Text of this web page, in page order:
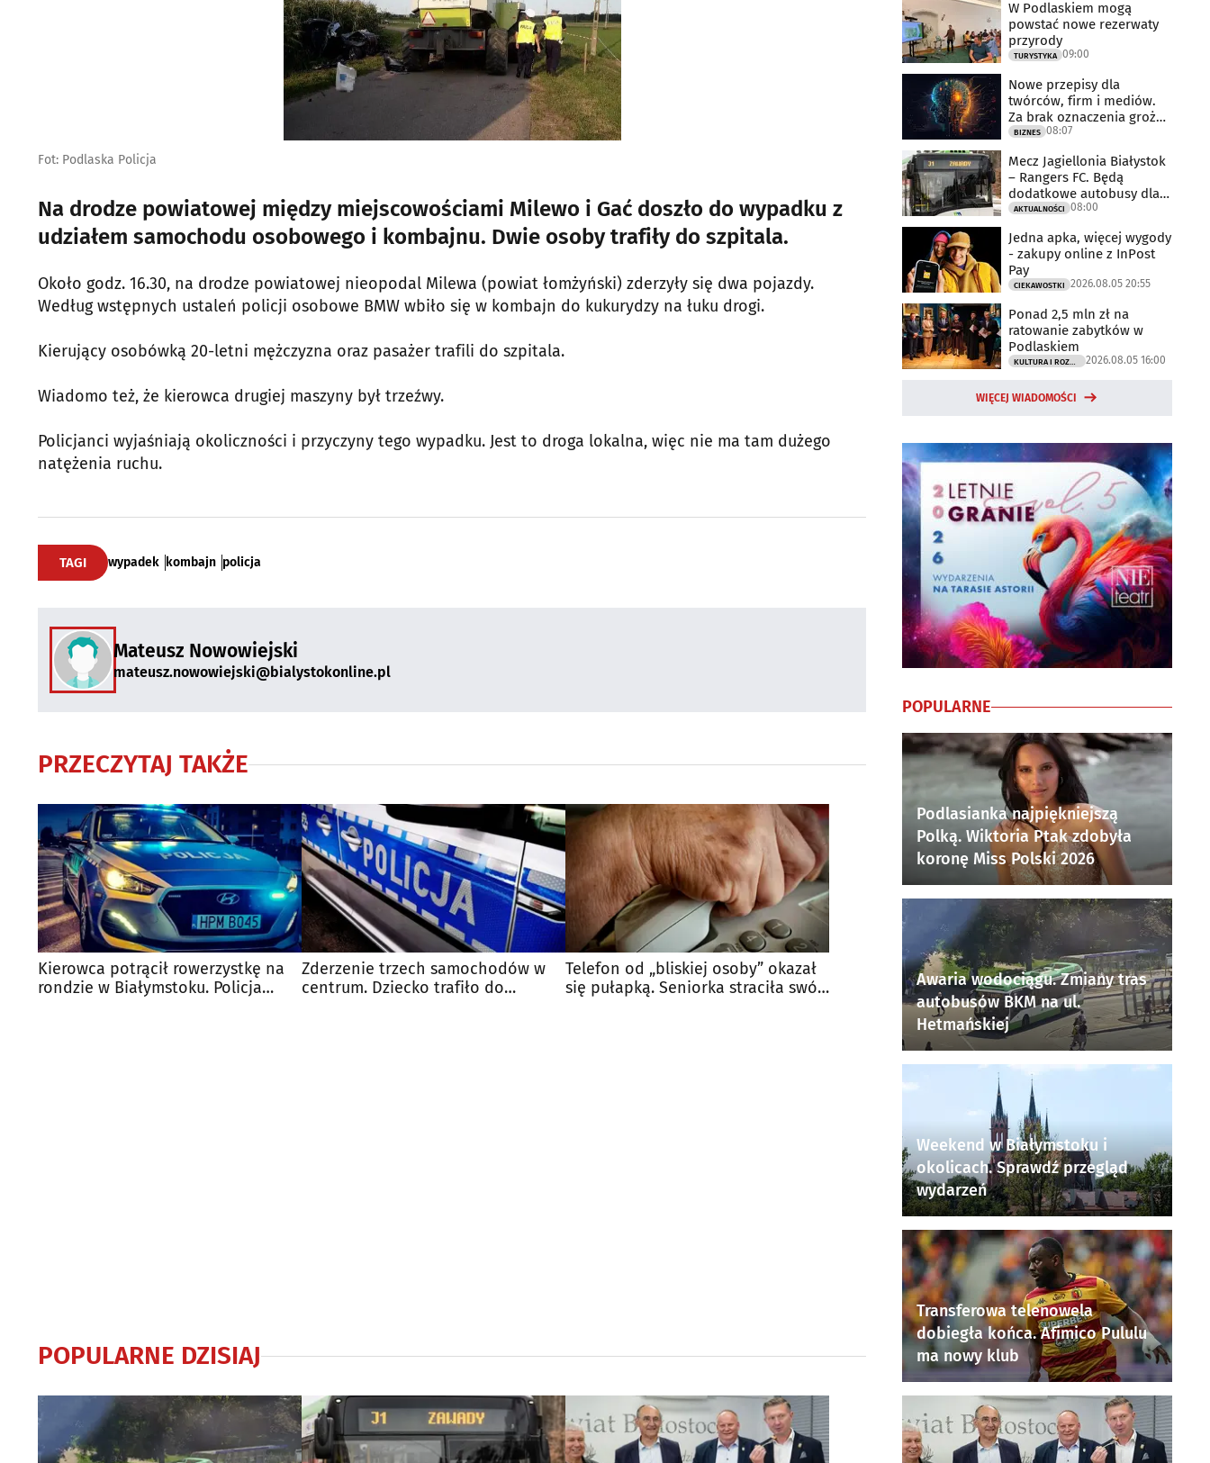
Fot: Podlaska Policja
Na drodze powiatowej między miejscowościami Milewo i Gać doszło do wypadku z
udziałem samochodu osobowego i kombajnu. Dwie osoby trafiły do szpitala.
Około godz. 16.30, na drodze powiatowej nieopodal Milewa (powiat łomżyński) zderzyły się dwa pojazdy.
Według wstępnych ustaleń policji osobowe BMW wbiło się w kombajn do kukurydzy na łuku drogi.
Kierujący osobówką 20-letni mężczyzna oraz pasażer trafili do szpitala.
Wiadomo też, że kierowca drugiej maszyny był trzeźwy.
Policjanci wyjaśniają okoliczności i przyczyny tego wypadku. Jest to droga lokalna, więc nie ma tam dużego
natężenia ruchu.
TAGI wypadek kombajn policja
Mateusz Nowowiejski
mateusz.nowowiejski@bialystokonline.pl
PRZECZYTAJ TAKŻE
Kierowca potrącił rowerzystkę na
rondzie w Białymstoku. Policja
Zderzenie trzech samochodów w
centrum. Dziecko trafiło do
Telefon od „bliskiej osoby” okazał
się pułapką. Seniorka straciła swój
POPULARNE DZISIAJ
W Podlaskiem mogą
powstać nowe rezerwaty
przyrody
TURYSTYKA 09:00
Nowe przepisy dla
twórców, firm i mediów.
Za brak oznaczenia grożą
milionowe
BIZNES 08:07
Mecz Jagiellonia Białystok
– Rangers FC. Będą
dodatkowe autobusy dla
kibiców
AKTUALNOŚCI 08:00
Jedna apka, więcej wygody
- zakupy online z InPost
Pay
CIEKAWOSTKI 2026.08.05 20:55
Ponad 2,5 mln zł na
ratowanie zabytków w
Podlaskiem
2026.08.05 16:00
WIĘCEJ WIADOMOŚCI
POPULARNE
Podlasianka najpiękniejszą
Polką. Wiktoria Ptak zdobyła
koronę Miss Polski 2026
Awaria wodociągu. Zmiany tras
autobusów BKM na ul.
Hetmańskiej
Weekend w Białymstoku i
okolicach. Sprawdź przegląd
wydarzeń
Transferowa telenowela
dobiegła końca. Afimico Pululu
ma nowy klub